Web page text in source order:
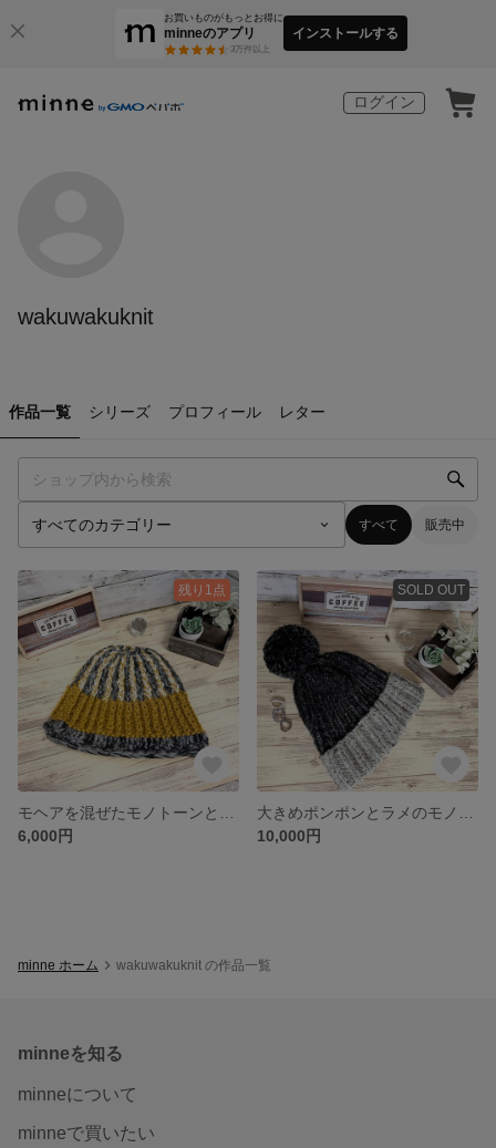
お買いものがもっとお得に
minneのアプリ
3万件以上
インストールする
ログイン
wakuwakuknit
作品一覧 シリーズ プロフィール レター
すべて 販売中
残り1点
6,000円
SOLD OUT
10,000円
minne ホーム wakuwakuknit の作品一覧
minneを知る
minneについて
minneで買いたい